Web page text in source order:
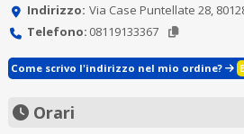
Indirizzo: Via Case Puntellate 28,
Telefono: 08119133367
Come scrivo l'indirizzo nel mio ordine?
Orari